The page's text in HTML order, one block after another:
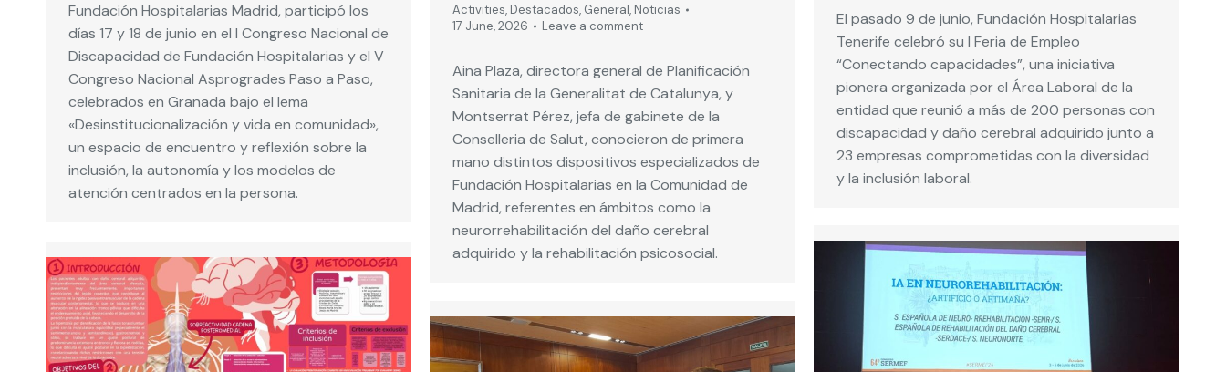
Fundación Hospitalarias Madrid, participó los
días 17 y 18 de junio en el I Congreso Nacional de
Discapacidad de Fundación Hospitalarias y el V
Congreso Nacional Asprogrades Paso a Paso,
celebrados en Granada bajo el lema
«Desinstitucionalización y vida en comunidad»,
un espacio de encuentro y reflexión sobre la
inclusión, la autonomía y los modelos de
atención centrados en la persona.
Activities, Destacados, General, Noticias
17 June, 2026
Leave a comment
Aina Plaza, directora general de Planificación
Sanitaria de la Generalitat de Catalunya, y
Montserrat Pérez, jefa de gabinete de la
Conselleria de Salut, conocieron de primera
mano distintos dispositivos especializados de
Fundación Hospitalarias en la Comunidad de
Madrid, referentes en ámbitos como la
neurorrehabilitación del daño cerebral
adquirido y la rehabilitación psicosocial.
El pasado 9 de junio, Fundación Hospitalarias
Tenerife celebró su I Feria de Empleo
“Conectando capacidades”, una iniciativa
pionera organizada por el Área Laboral de la
entidad que reunió a más de 200 personas con
discapacidad y daño cerebral adquirido junto a
23 empresas comprometidas con la diversidad
y la inclusión laboral.